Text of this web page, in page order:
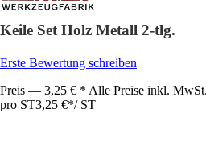
Keile Set Holz Metall 2-tlg.
Erste Bewertung schreiben
Preis — 3,25 € * Alle Preise inkl.
pro ST3,25 €*/ ST